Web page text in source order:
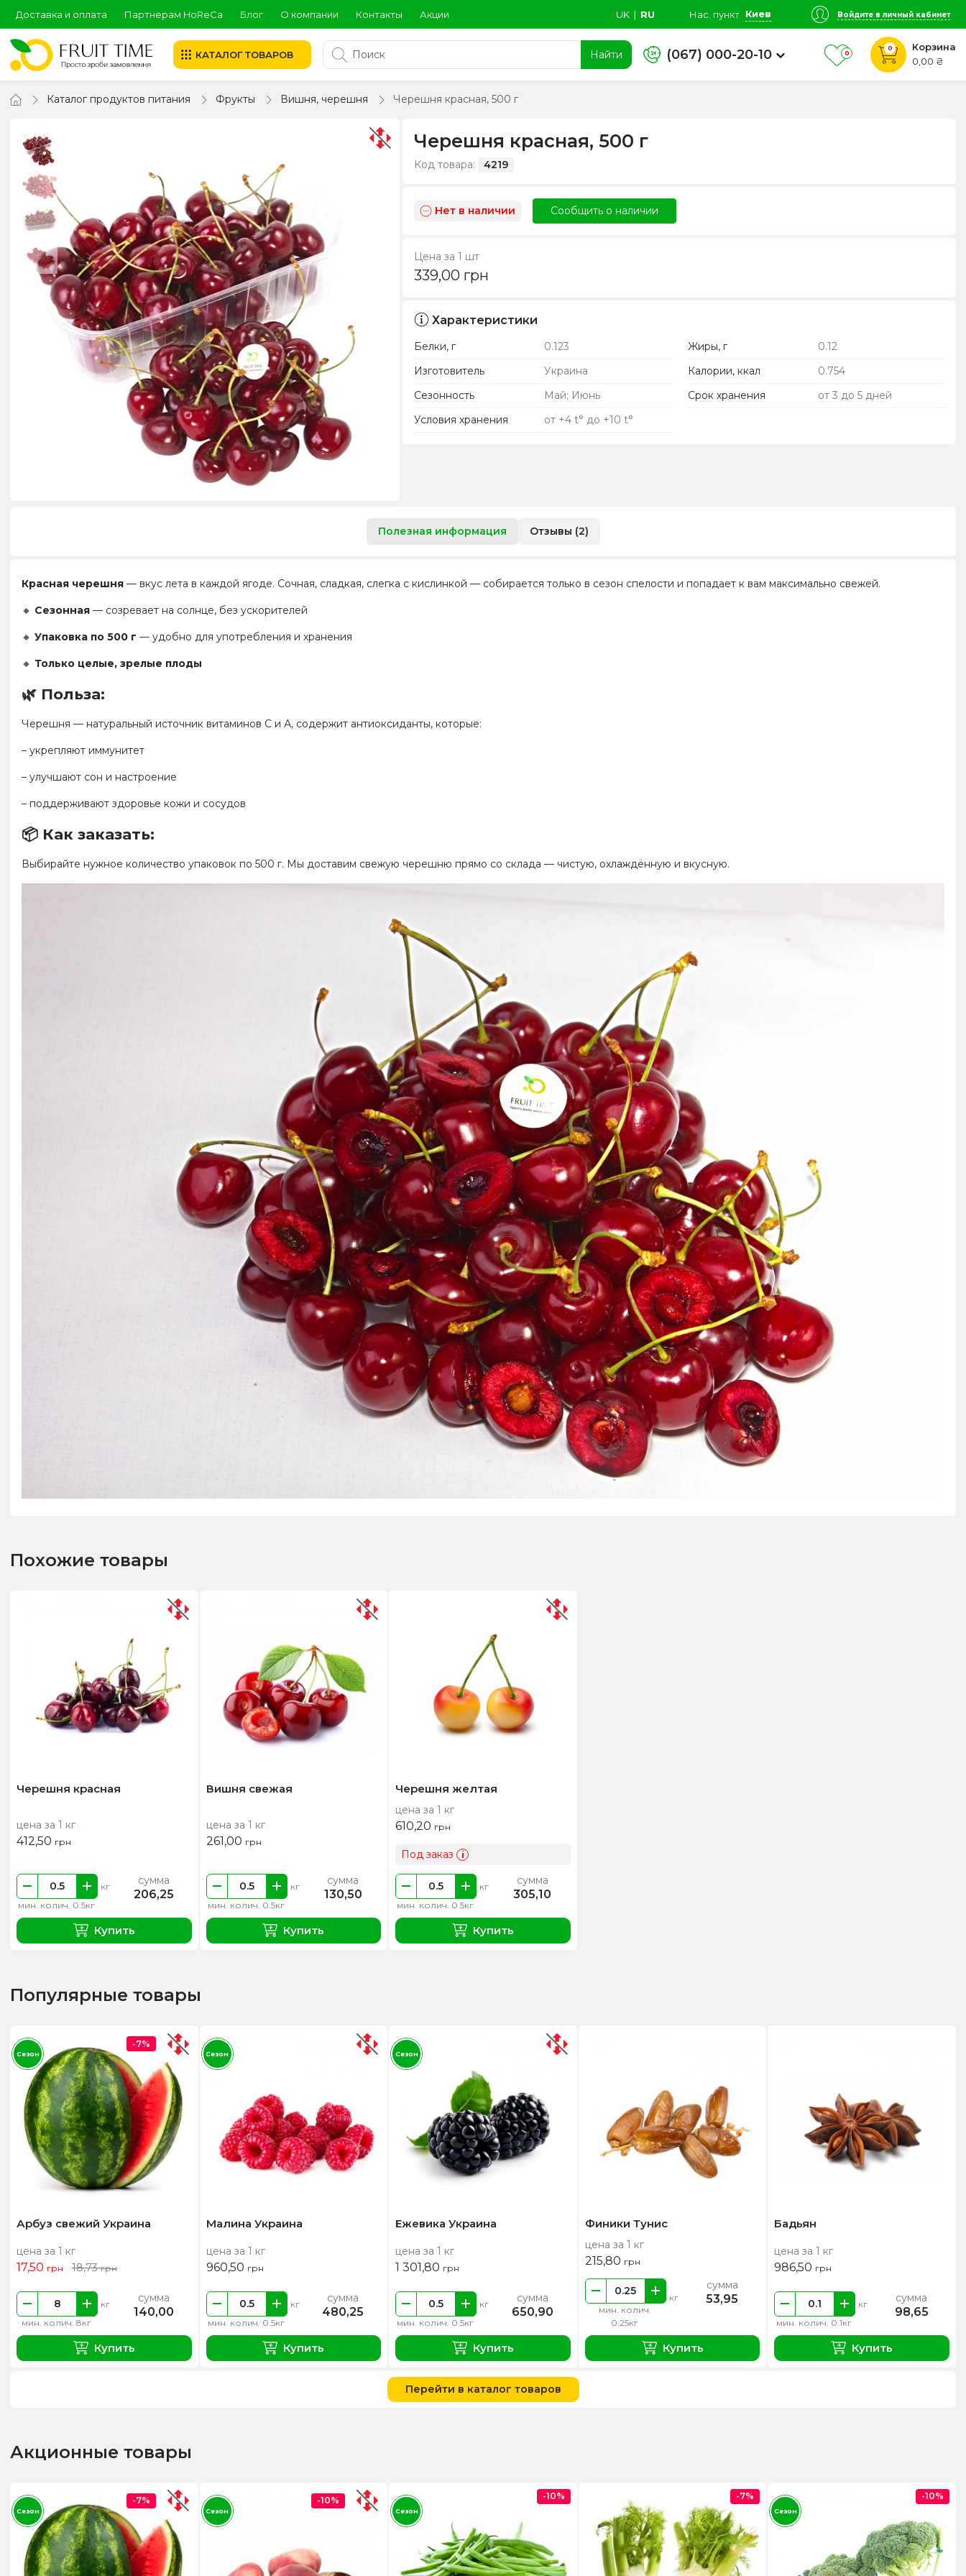
Доставка и оплата Партнерам HoReCa Блог О компании Контакты Акции UK ∣ RU Нас. пункт Киев Войдите в личный кабинет
КАТАЛОГ ТОВАРОВ Найти (067) 000-20-10 0
0
Корзина
0,00 ₴
Каталог продуктов питания Фрукты Вишня, черешня Черешня красная, 500 г
Черешня красная, 500 г
Код товара: 4219
Нет в наличии Сообщить о наличии
Цена за 1 шт
339,00 грн
Характеристики
Белки, г 0.123 Жиры, г
0.12
Изготовитель
Украина Калории, ккал
0.754
Сезонность
Май; Июнь Срок хранения
от 3 до 5 дней
Условия хранения
от +4 t° до +10 t°
Полезная информация Отзывы (2)
Красная черешня — вкус лета в каждой ягоде. Сочная, сладкая, слегка с кислинкой — собирается только в сезон спелости и попадает к вам максимально свежей.
🔸 Сезонная — созревает на солнце, без ускорителей
🔸 Упаковка по 500 г — удобно для употребления и хранения
🔸 Только целые, зрелые плоды
🌿 Польза:
Черешня — натуральный источник витаминов С и А, содержит антиоксиданты, которые:
– укрепляют иммунитет
– улучшают сон и настроение
– поддерживают здоровье кожи и сосудов
📦 Как заказать:
Выбирайте нужное количество упаковок по 500 г. Мы доставим свежую черешню прямо со склада — чистую, охлаждённую и вкусную.
Похожие товары
Черешня красная
цена за 1 кг
412,50 грн
мин. колич. 0.5кг
кг сумма
206,25
Купить
Вишня свежая
цена за 1 кг
261,00 грн
мин. колич. 0.5кг
кг сумма
130,50
Купить
Черешня желтая
цена за 1 кг
610,20 грн
Под заказ i
мин. колич. 0.5кг
кг сумма
305,10
Купить
Популярные товары
Арбуз свежий Украина
цена за 1 кг
17,50 грн 18,73грн
мин. колич. 8кг
кг сумма
140,00
Купить
-7%
Сезон
Малина Украина
цена за 1 кг
960,50 грн
мин. колич. 0.5кг
кг сумма
480,25
Купить
Сезон
Ежевика Украина
цена за 1 кг
1 301,80 грн
мин. колич. 0.5кг
кг сумма
650,90
Купить
Сезон
Финики Тунис
цена за 1 кг
215,80 грн
мин. колич.
0.25кг
кг
сумма
53,95
Купить
Бадьян
цена за 1 кг
986,50 грн
мин. колич. 0.1кг
кг сумма
98,65
Купить
Перейти в каталог товаров
Акционные товары
-7%
Сезон
-10%
Сезон
-10%
Сезон
-7% -10%
Сезон